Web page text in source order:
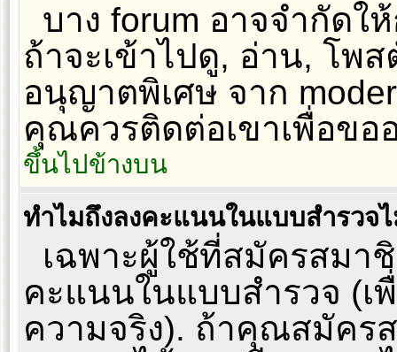
บาง forum อาจจำกัดใ
ถ้าจะเข้าไปดู, อ่าน, โพ
อนุญาตพิเศษ จาก
คุณควรติดต่อเขาเพื่อข
ขึ้นไปข้างบน
ทำไมถึงลงคะแนนในแบบสำรวจ
เฉพาะผู้ใช้ที่สมัครสมา
คะแนนในแบบสำรวจ (เ
ความจริง). ถ้าคุณสมัคร